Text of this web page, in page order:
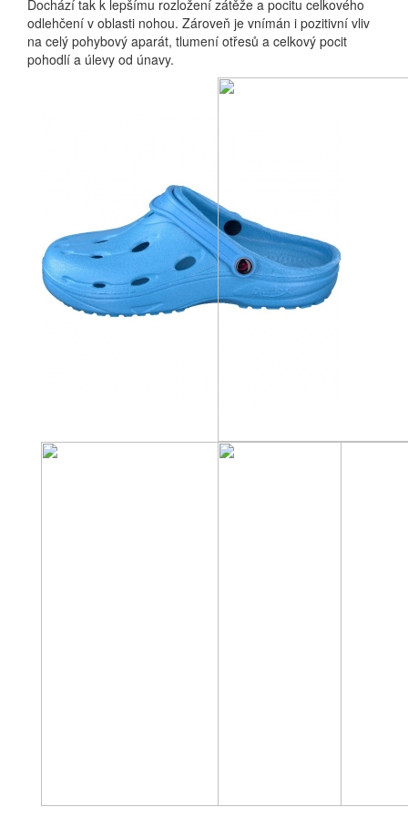
Dochází tak k lepšímu rozložení zátěže a pocitu celkového
odlehčení v oblasti nohou. Zároveň je vnímán i pozitivní vliv
na celý pohybový aparát, tlumení otřesů a celkový pocit
pohodlí a úlevy od únavy.